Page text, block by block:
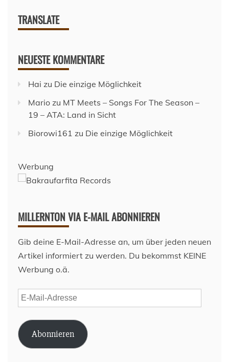
TRANSLATE
NEUESTE KOMMENTARE
Hai zu Die einzige Möglichkeit
Mario zu MT Meets – Songs For The Season –
19 – ATA: Land in Sicht
Biorowi161 zu Die einzige Möglichkeit
Werbung
MILLERNTON VIA E-MAIL ABONNIEREN
Gib deine E-Mail-Adresse an, um über jeden neuen
Artikel informiert zu werden. Du bekommst KEINE
Werbung o.ä.
E-
Mail-
Adresse
Abonnieren